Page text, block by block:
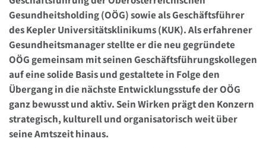
Gesundheitsholding (OÖG) sowie als Geschäftsführer
des Kepler Universitätsklinikums (KUK). Als erfahrener
Gesundheitsmanager stellte er die neu gegründete
OÖG gemeinsam mit seinen Geschäftsführungskollegen
auf eine solide Basis und gestaltete in Folge den
Übergang in die nächste Entwicklungsstufe der OÖG
ganz bewusst und aktiv. Sein Wirken prägt den Konzern
strategisch, kulturell und organisatorisch weit über
seine Amtszeit hinaus.